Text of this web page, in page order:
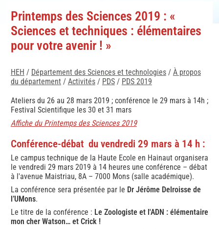
Printemps des Sciences 2019 : «
Sciences et techniques : élémentaires
pour votre avenir ! »
HEH / Département des Sciences et technologies/ À propos
du département / Activités/ PDS/ PDS 2019
Ateliers du 26 au 28 mars 2019 ; conférence le 29 mars à 14h ;
Festival Scientifique les 30 et 31 mars
Affiche du Printemps des Sciences 2019
Conférence-débat du vendredi 29 mars à 14 h :
Le campus technique de la Haute Ecole en Hainaut organisera
le vendredi 29 mars 2019 à 14 heures une conférence – débat
à l'avenue Maistriau, 8A – 7000 Mons (salle académique).
La conférence sera présentée par le Dr Jérôme Delroisse de
l’UMons.
Le titre de la conférence : Le Zoologiste et l'ADN : élémentaire
mon cher Watson… et Crick !